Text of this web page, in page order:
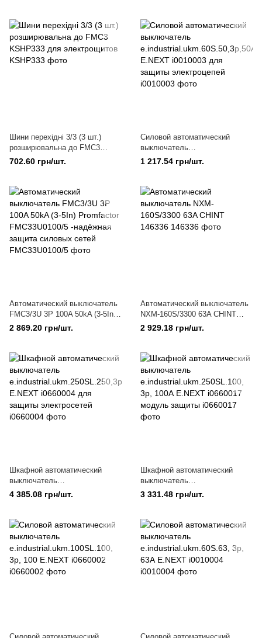
Шини перехідні 3/3 (3 шт.)
розширювальна до FMC3
KSHP333 для электрощитов
702.60 грн/шт.
Силовой автоматический
выключатель
e.industrial.ukm.60S.50,3р,50А
Е.NEXT i0010003 для защиты
1 217.54 грн/шт.
Автоматический выключатель
FMC3/3U 3P 100A 50kA (3-5In)
Promfactor FMC33U0100/5
-надёжная защита силовых
2 869.20 грн/шт.
Автоматический выключатель
NXM-160S/3300 63A CHINT
146336
2 929.18 грн/шт.
Шкафной автоматический
выключатель
e.industrial.ukm.250SL.250,3р,2
50А E.NEXT i0660004 для
4 385.08 грн/шт.
Шкафной автоматический
выключатель
e.industrial.ukm.250SL.100, 3р,
100А E.NEXT i0660017 модуль
3 331.48 грн/шт.